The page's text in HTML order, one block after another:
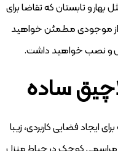
و تابستان که تقاضا برای
از موجودی مطمئن خواهید
و نصب خواهید داشت.
ساده
ایجاد فضایی کاربردی، زیبا